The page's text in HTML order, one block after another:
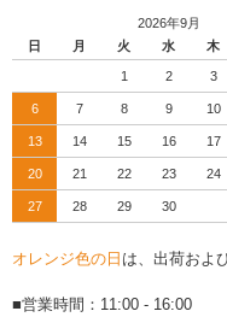
2026年9月
日
月 火 水 木
1 2 3
6 7 8 9 10
13 14 15 16 17
20 21 22 23 24
27 28 29 30
オレンジ色の日 は、出荷およ
■営業時間：11:00 - 16:00